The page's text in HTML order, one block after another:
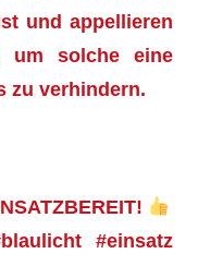
und appellieren
um solche eine
zu verhindern.
#einsatz